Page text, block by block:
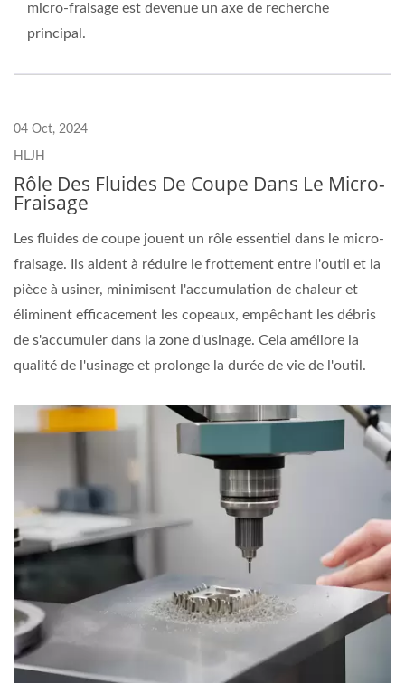
micro-fraisage est devenue un axe de recherche
principal.
04 Oct, 2024
HLJH
Rôle Des Fluides De Coupe Dans Le Micro-
Fraisage
Les fluides de coupe jouent un rôle essentiel dans le micro-
fraisage. Ils aident à réduire le frottement entre l'outil et la
pièce à usiner, minimisent l'accumulation de chaleur et
éliminent efficacement les copeaux, empêchant les débris
de s'accumuler dans la zone d'usinage. Cela améliore la
qualité de l'usinage et prolonge la durée de vie de l'outil.